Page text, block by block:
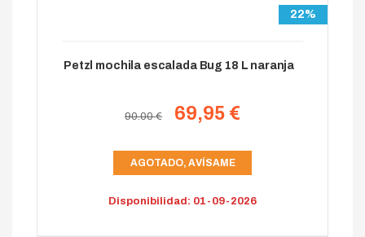
22%
Petzl mochila escalada Bug 18 L naranja
90.00 € 69,95 €
AGOTADO, AVÍSAME
Disponibilidad: 01-09-2026